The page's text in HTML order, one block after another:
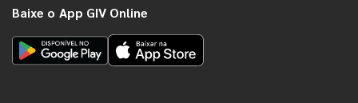
Baixe o App GIV Online